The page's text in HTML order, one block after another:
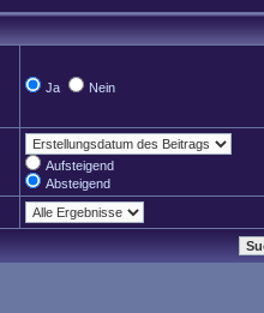
Ja Nein
Aufsteigend
Absteigend